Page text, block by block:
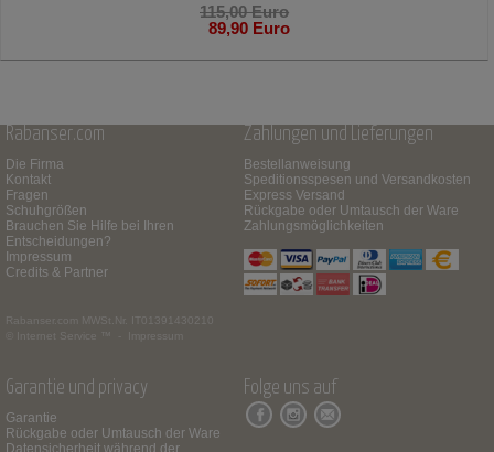
115,00 Euro
89,90 Euro
Rabanser.com
Die Firma
Kontakt
Fragen
Schuhgrößen
Brauchen Sie Hilfe bei Ihren
Entscheidungen?
Impressum
Credits & Partner
Rabanser.com
MWSt.Nr. IT01391430210
© Internet Service ™ -
Impressum
Zahlungen und Lieferungen
Bestellanweisung
Speditionsspesen und Versandkosten
Express Versand
Rückgabe oder Umtausch der Ware
Zahlungsmöglichkeiten
Garantie und privacy
Garantie
Rückgabe oder Umtausch der Ware
Datensicherheit während der
Folge uns auf